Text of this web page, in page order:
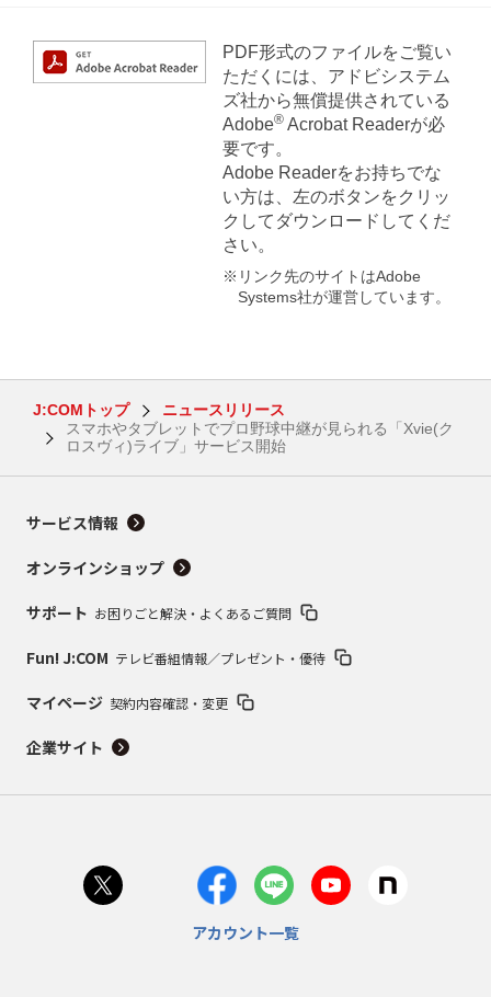
PDF形式のファイルをご覧い
ただくには、アドビシステム
ズ社から無償提供されている
Adobe®Acrobat Readerが必
要です。
Adobe Readerをお持ちでな
い方は、左のボタンをクリッ
クしてダウンロードしてくだ
さい。
※リンク先のサイトはAdobe
Systems社が運営しています。
J:COMトップ
ニュースリリース
スマホやタブレットでプロ野球中継が見られる「Xvie(ク
ロスヴィ)ライブ」サービス開始
サービス情報
オンラインショップ
サポート お困りごと解決・よくあるご質問
Fun! J:COM テレビ番組情報／プレゼント・優待
マイページ 契約内容確認・変更
企業サイト
アカウント一覧